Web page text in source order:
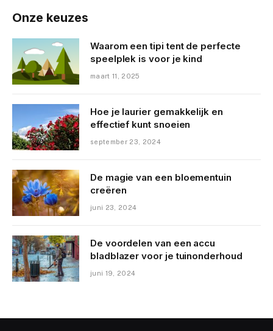
Onze keuzes
Waarom een tipi tent de perfecte
speelplek is voor je kind
maart 11, 2025
Hoe je laurier gemakkelijk en
effectief kunt snoeien
september 23, 2024
De magie van een bloementuin
creëren
juni 23, 2024
De voordelen van een accu
bladblazer voor je tuinonderhoud
juni 19, 2024